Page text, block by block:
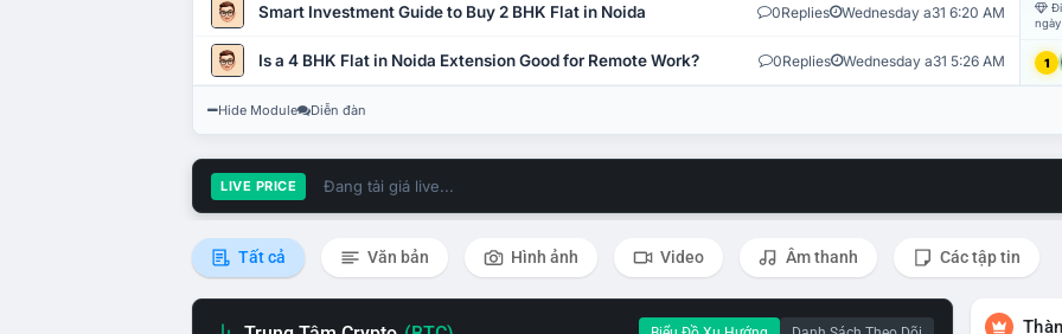
Smart Investment Guide to Buy 2 BHK Flat in Noida 0Replies Wednesday a31 6:20 AM
Is a 4 BHK Flat in Noida Extension Good for Remote Work? 0Replies Wednesday a31 5:26 AM 1
Hide Module Diễn đàn
LIVE PRICE Đang tải giá live...
Tất cả Văn bản Hình ảnh Video Âm thanh Các tập tin